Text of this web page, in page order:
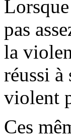
pas
la
réussi
violent
Ces